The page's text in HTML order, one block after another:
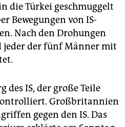
die Türkei geschmuggelt
Bewegungen von IS-
Nach den Drohungen
jeder der fünf Männer mit
des IS, der große Teile
Großbritannien
gegen den IS. Das